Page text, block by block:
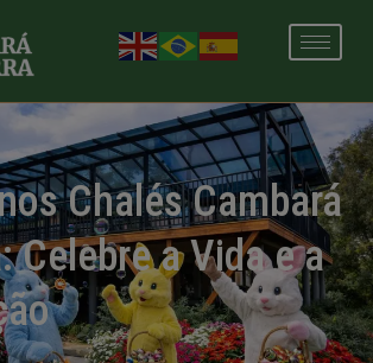
Chalés Cambará
Celebre a Vida e a